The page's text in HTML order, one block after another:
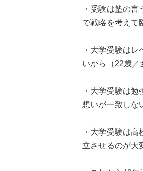
・受験は塾の
で戦略を考えて
・大学受験は
いから（22歳／
・大学受験は
想いが一致しな
・大学受験は
立させるのが大